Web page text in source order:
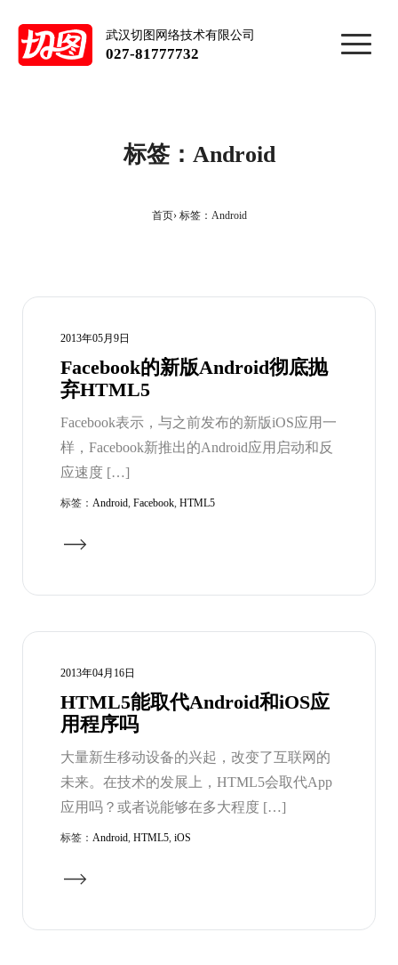
武汉切图网络技术有限公司
027-81777732
标签：Android
首页 标签：Android
2013年05月9日
Facebook的新版Android彻底抛
弃HTML5
Facebook表示，与之前发布的新版iOS应用一
样，Facebook新推出的Android应用启动和反
应速度 […]
标签： Android, Facebook, HTML5
2013年04月16日
HTML5能取代Android和iOS应
用程序吗
大量新生移动设备的兴起，改变了互联网的
未来。在技术的发展上，HTML5会取代App
应用吗？或者说能够在多大程度 […]
标签： Android, HTML5, iOS